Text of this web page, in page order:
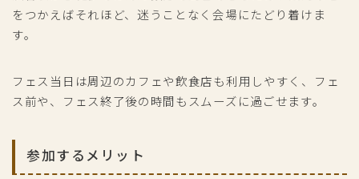
をつかえばそれほど、迷うことなく会場にたどり着けま
す。
フェス当日は周辺のカフェや飲食店も利用しやすく、フェ
ス前や、フェス終了後の時間もスムーズに過ごせます。
参加するメリット